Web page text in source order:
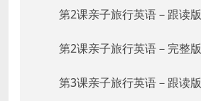
第2课亲子旅行英语－跟读版
第2课亲子旅行英语－完整版
第3课亲子旅行英语－跟读版